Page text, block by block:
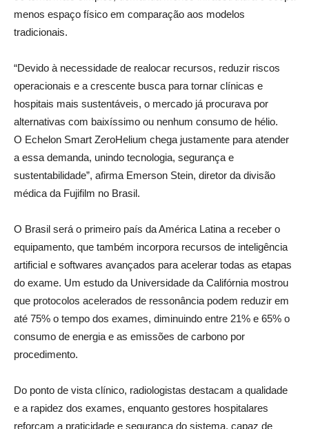
menos espaço físico em comparação aos modelos
tradicionais.
“Devido à necessidade de realocar recursos, reduzir riscos
operacionais e a crescente busca para tornar clínicas e
hospitais mais sustentáveis, o mercado já procurava por
alternativas com baixíssimo ou nenhum consumo de hélio.
O Echelon Smart ZeroHelium chega justamente para atender
a essa demanda, unindo tecnologia, segurança e
sustentabilidade”, afirma Emerson Stein, diretor da divisão
médica da Fujifilm no Brasil.
O Brasil será o primeiro país da América Latina a receber o
equipamento, que também incorpora recursos de inteligência
artificial e softwares avançados para acelerar todas as etapas
do exame. Um estudo da Universidade da Califórnia mostrou
que protocolos acelerados de ressonância podem reduzir em
até 75% o tempo dos exames, diminuindo entre 21% e 65% o
consumo de energia e as emissões de carbono por
procedimento.
Do ponto de vista clínico, radiologistas destacam a qualidade
e a rapidez dos exames, enquanto gestores hospitalares
reforçam a praticidade e segurança do sistema, capaz de